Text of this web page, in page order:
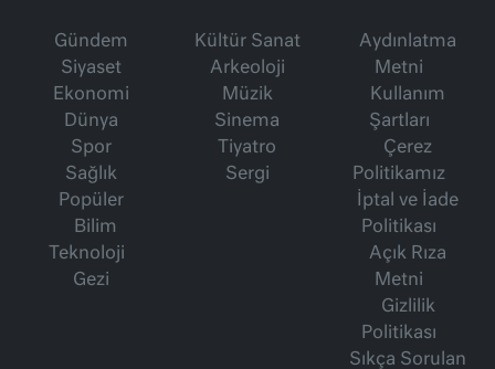
Gündem
Siyaset
Ekonomi
Dünya
Spor
Sağlık
Popüler
Bilim
Teknoloji
Gezi
Kültür Sanat
Arkeoloji
Müzik
Sinema
Tiyatro
Sergi
Aydınlatma
Metni
Kullanım
Şartları
Çerez
Politikamız
İptal ve İade
Politikası
Açık Rıza
Metni
Gizlilik
Politikası
Sıkça Sorulan